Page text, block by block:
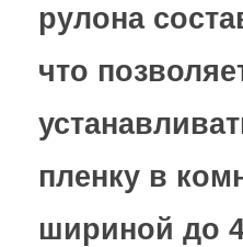
рулона
что
пленку в
шириной до